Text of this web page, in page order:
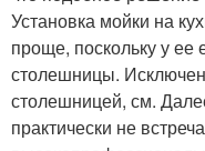
Установка мойки на
проще, поскольку у ее
столешницы.
столешницей, см.
практически не